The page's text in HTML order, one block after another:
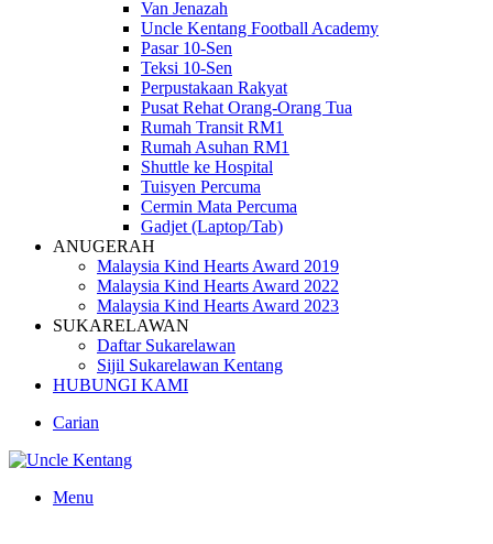
Van Jenazah
Uncle Kentang Football Academy
Pasar 10-Sen
Teksi 10-Sen
Perpustakaan Rakyat
Pusat Rehat Orang-Orang Tua
Rumah Transit RM1
Rumah Asuhan RM1
Shuttle ke Hospital
Tuisyen Percuma
Cermin Mata Percuma
Gadjet (Laptop/Tab)
ANUGERAH
Malaysia Kind Hearts Award 2019
Malaysia Kind Hearts Award 2022
Malaysia Kind Hearts Award 2023
SUKARELAWAN
Daftar Sukarelawan
Sijil Sukarelawan Kentang
HUBUNGI KAMI
Carian
Menu